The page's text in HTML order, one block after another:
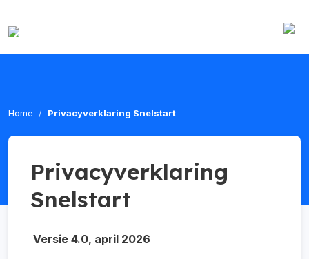
Home Privacyverklaring Snelstart
Privacyverklaring
Snelstart
Versie 4.0, april 2026